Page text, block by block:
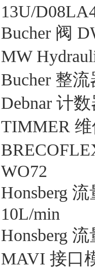
13U/
Bucher 阀
MW
Bucher 整流
Debnar 计
TIMMER 维
WO72
Honsberg
10L/min
Honsberg
MAVI 接口